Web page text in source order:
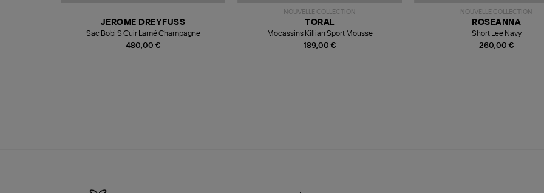
480,00 €
JEROME DREYFUSS
Sac Bobi S Cuir Lamé Champagne
NOUVELLE COLLECTION
189,00 €
TORAL
Mocassins Killian Sport Mousse
NOUVELLE COLLECTION
260,00 €
ROSEANNA
Short Lee Navy